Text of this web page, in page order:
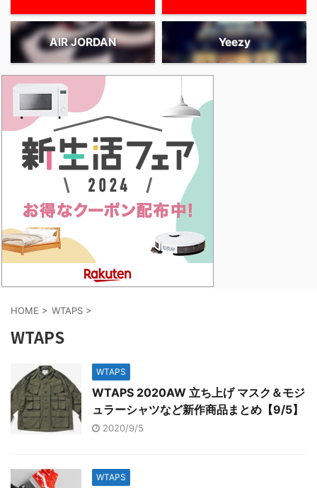
AIR JORDAN Yeezy
HOME > WTAPS >
WTAPS
WTAPS
WTAPS 2020AW 立ち上げ マスク＆モジ
ュラーシャツなど新作商品まとめ【9/5】
2020/9/5
WTAPS